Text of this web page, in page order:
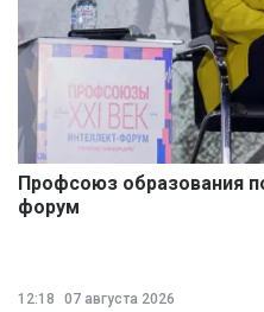
Профсоюз образования
форум
12:18
07 августа 2026